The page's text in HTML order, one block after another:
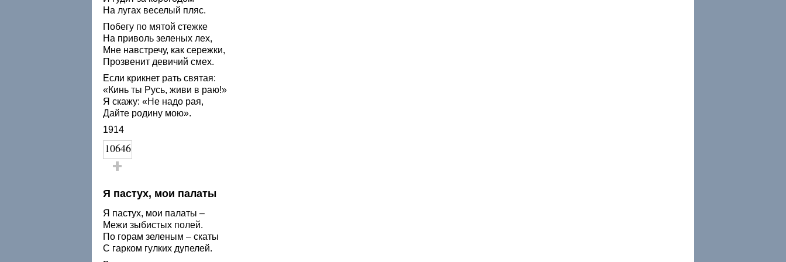
На лугах веселый пляс.
Побегу по мятой стежке
На приволь зеленых лех,
Мне навстречу, как сережки,
Прозвенит девичий смех.
Если крикнет рать святая:
«Кинь ты Русь, живи в раю!»
Я скажу: «Не надо рая,
Дайте родину мою».
1914
10646
Я пастух, мои палаты
Я пастух, мои палаты –
Межи зыбистых полей.
По горам зеленым – скаты
С гарком гулких дупелей.